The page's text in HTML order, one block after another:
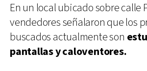
En un local ubicado sobre calle
vendedores señalaron que los
buscados actualmente son
pantallas y caloventores.